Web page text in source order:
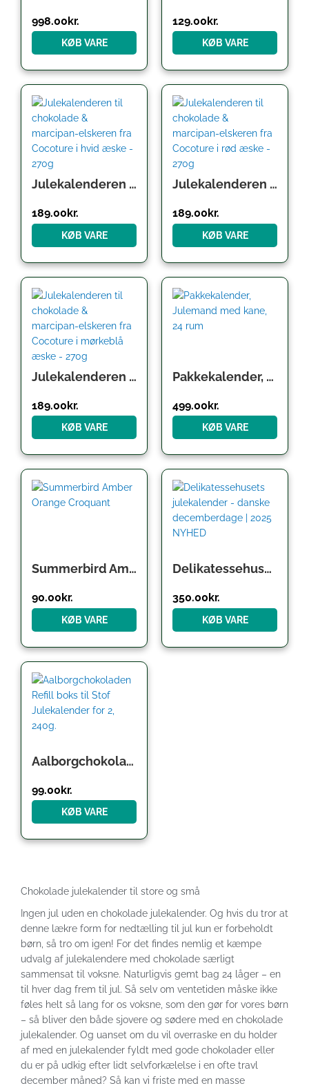
998.00kr.
KØB VARE
129.00kr.
KØB VARE
Julekalenderen til chokolade & marcipan-elskeren fra Cocoture i hvid æske – 270g
189.00 kr.
KØB VARE
Julekalenderen til chokolade & marcipan-elskeren fra Cocoture i rød æske – 270g
189.00 kr.
KØB VARE
Julekalenderen til chokolade & marcipan-elskeren fra Cocoture i mørkeblå æske – 270g
189.00kr.
KØB VARE
Pakkekalender, Julemand med kane, 24 rum
499.00kr.
KØB VARE
Summerbird Amber Orange Croquant
90.00 kr.
KØB VARE
Delikatessehusets julekalender – danske decemberdage | 2025 NYHED
350.00 kr.
KØB VARE
Aalborgchokoladen Refill boks til Stof Julekalender for 2, 240g.
oprindelige
pris
var:
220.00kr..
99.00kr.
aktuelle
pris
er:
KØB VARE
Chokolade julekalender til store og små
Ingen jul uden en chokolade julekalender. Og hvis du tror at
denne lækre form for nedtælling til jul kun er forbeholdt
børn, så tro om igen! For det findes nemlig et kæmpe
udvalg af julekalendere med chokolade særligt
sammensat til voksne. Naturligvis gemt bag 24 låger – en
til hver dag frem til jul. Så selv om ventetiden måske ikke
føles helt så lang for os voksne, som den gør for vores børn
– så bliver den både sjovere og sødere med en chokolade
julekalender. Og uanset om du vil overraske en du holder
af med en julekalender fyldt med gode chokolader eller
du er på udkig efter lidt selvforkælelse i en ofte travl
december måned? Så kan vi friste med en masse